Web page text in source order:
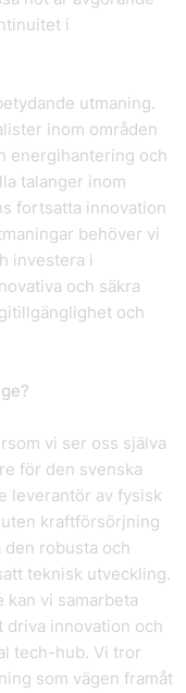
i
utmaning.
inom områden
energihantering och
talanger inom
fortsatta innovation
behöver vi
investera i
och säkra
och
vi ser oss själva
för den svenska
leverantör av fysisk
kraftförsörjning
robusta och
teknisk utveckling.
kan vi samarbeta
driva innovation och
tech-hub. Vi tror
som vägen framåt